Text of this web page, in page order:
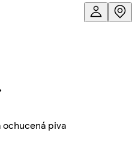
ochucená piva